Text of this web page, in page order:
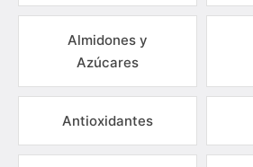
Almidones y
Azúcares
Antioxidantes